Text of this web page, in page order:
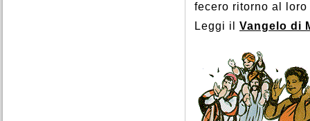
fecero ritorno al loro
Leggi il Vangelo di